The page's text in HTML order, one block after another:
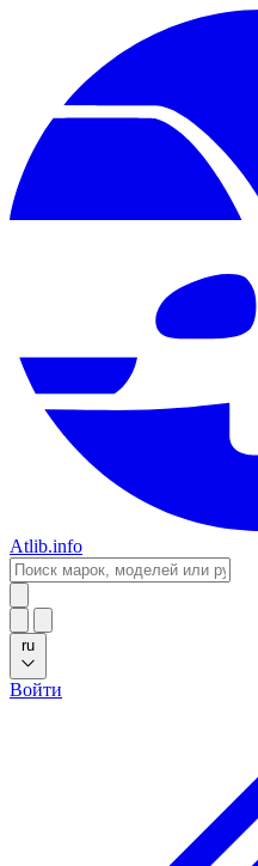
Atlib.info
ru
Войти